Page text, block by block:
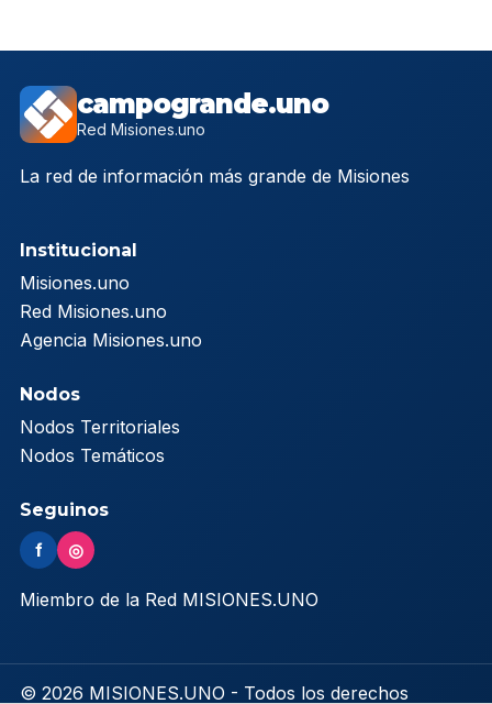
campogrande.uno
Red Misiones.uno
La red de información más grande de Misiones
Institucional
Misiones.uno
Red Misiones.uno
Agencia Misiones.uno
Nodos
Nodos Territoriales
Nodos Temáticos
Seguinos
f ◎
Miembro de la Red MISIONES.UNO
© 2026 MISIONES.UNO - Todos los derechos